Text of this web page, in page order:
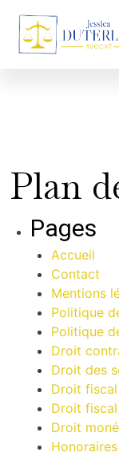
Plan
Pages
Accueil
Contact
Mentions
Politique
Politique
Droit
Droit des
Droit
Droit
Droit
Honoraires